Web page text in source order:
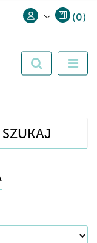
się
(0)
SZUKAJ